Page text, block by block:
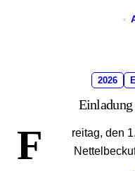
2026
F
reitag, den